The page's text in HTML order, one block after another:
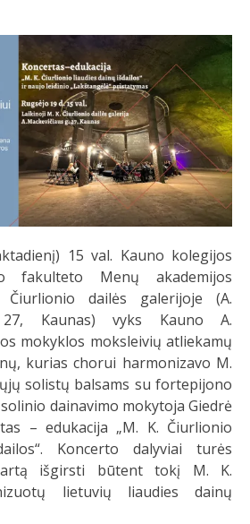
15 val. Kauno kolegijos
fakulteto Menų akademijos
dailės galerijoje (A.
Kaunas) vyks Kauno A.
mokyklos moksleivių atliekamų
kurias chorui harmonizavo M.
solistų balsams su fortepijono
dainavimo mokytoja Giedrė
– edukacija „M. K. Čiurlionio
Koncerto dalyviai turės
išgirsti būtent tokį M. K.
lietuvių liaudies dainų